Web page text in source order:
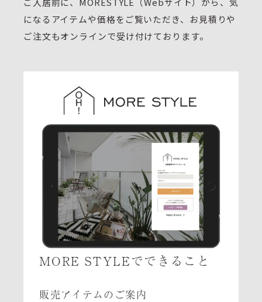
になるアイテムや価格をご覧いただき、お見積りや
ご注文もオンラインで受け付けております。
MORE STYLEでできること
販売アイテムのご案内